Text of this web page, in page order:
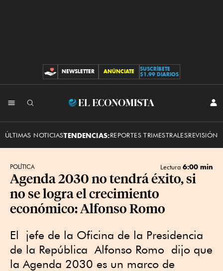
CONTRIBUCIONES
NEWSLETTER ANÚNCIATE
SUSCRÍBETE
$1.99 DIARIOS
El
ÚLTIMAS NOTICIASTENDENCIAS:REPORTES TRIMESTRALESREVISIÓN
POLÍTICA Lectura 6:00 min
Agenda 2030 no tendrá éxito, si
no se logra el crecimiento
económico: Alfonso Romo
El jefe de la Oficina de la Presidencia
de la República Alfonso Romo dijo que
la Agenda 2030 es un marco de